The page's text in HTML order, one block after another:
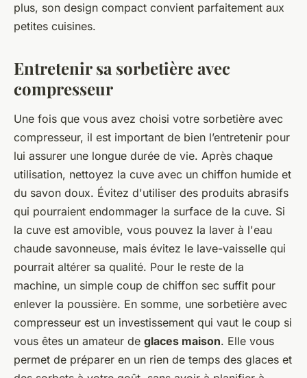
plus, son design compact convient parfaitement aux
petites cuisines.
Entretenir sa sorbetière avec
compresseur
Une fois que vous avez choisi votre sorbetière avec
compresseur, il est important de bien l’entretenir pour
lui assurer une longue durée de vie. Après chaque
utilisation, nettoyez la cuve avec un chiffon humide et
du savon doux. Évitez d'utiliser des produits abrasifs
qui pourraient endommager la surface de la cuve. Si
la cuve est amovible, vous pouvez la laver à l'eau
chaude savonneuse, mais évitez le lave-vaisselle qui
pourrait altérer sa qualité. Pour le reste de la
machine, un simple coup de chiffon sec suffit pour
enlever la poussière. En somme, une sorbetière avec
compresseur est un investissement qui vaut le coup si
vous êtes un amateur de glaces maison. Elle vous
permet de préparer en un rien de temps des glaces et